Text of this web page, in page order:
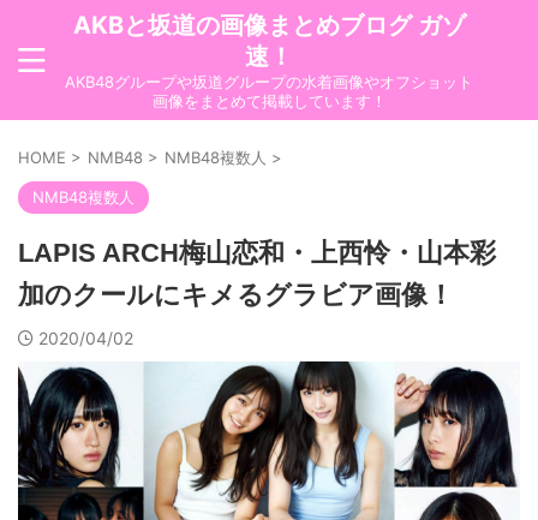
AKBと坂道の画像まとめブログ ガゾ
速！
AKB48グループや坂道グループの水着画像やオフショット
画像をまとめて掲載しています！
HOME > NMB48 > NMB48複数人 >
NMB48複数人
LAPIS ARCH梅山恋和・上西怜・山本彩
加のクールにキメるグラビア画像！
2020/04/02